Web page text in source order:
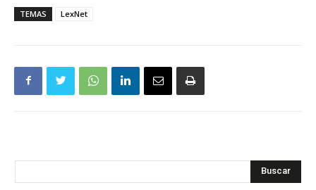
TEMAS LexNet
Buscar